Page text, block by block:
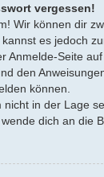
vergessen!
Wir können dir
es jedoch
Anmelde-Seite
den
können.
nicht in der Lage
dich an die